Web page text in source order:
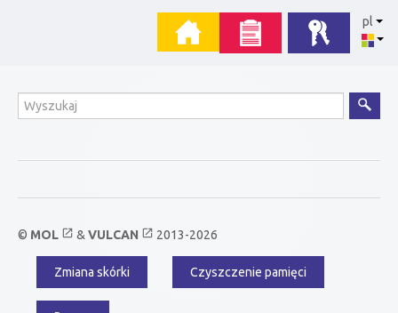
pl
Wyszukiwanie
© MOL open_in_new & VULCAN open_in_new 2013-2026
MenuZmiana skórki Czyszczenie pamięci